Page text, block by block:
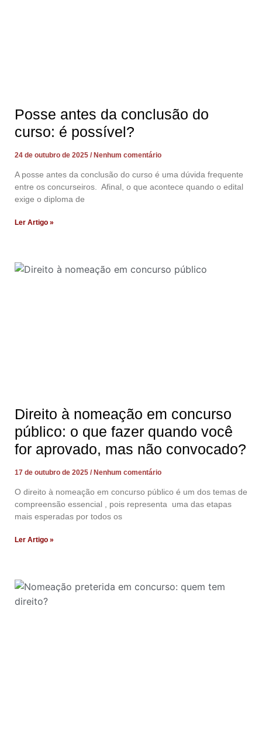
Posse antes da conclusão do
curso: é possível?
24 de outubro de 2025 Nenhum comentário
A posse antes da conclusão do curso é uma dúvida frequente
entre os concurseiros. Afinal, o que acontece quando o edital
exige o diploma de
Ler Artigo »
Direito à nomeação em concurso
público: o que fazer quando você
for aprovado, mas não convocado?
17 de outubro de 2025 Nenhum comentário
O direito à nomeação em concurso público é um dos temas de
compreensão essencial , pois representa uma das etapas
mais esperadas por todos os
Ler Artigo »